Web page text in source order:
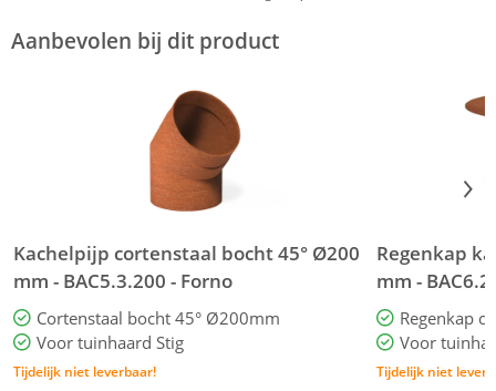
Aanbevolen bij dit product
Kachelpijp cortenstaal bocht 45° Ø200
mm - BAC5.3.200 - Forno
Cortenstaal bocht 45° Ø200mm
Voor tuinhaard Stig
Tijdelijk niet leverbaar!
Regenkap
mm -
Regenkap
Voor
Tijdelijk niet